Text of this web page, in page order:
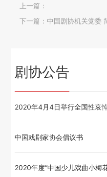
上一篇：
下一篇： 中国剧协机关党委
剧协公告
2020年4月4日举行全国性哀
中国戏剧家协会倡议书
2020年度“中国少儿戏曲小梅